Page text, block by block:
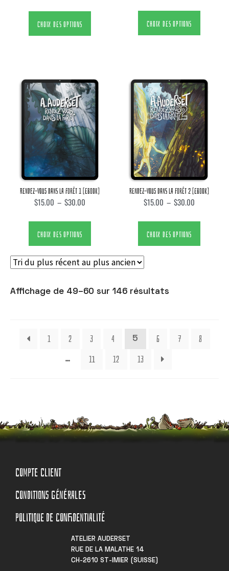
CHOIX DES OPTIONS CHOIX DES OPTIONS
RENDEZ-VOUS DANS LA FORÊT 1 [EBOOK]
$15.00 – $30.00
CHOIX DES OPTIONS
RENDEZ-VOUS DANS LA FORÊT 2 [EBOOK]
$15.00 – $30.00
CHOIX DES OPTIONS
Affichage de 49–60 sur 146 résultats
1 2 3 4 5 6 7 8
… 11 12 13
COMPTE CLIENT
CONDITIONS GÉNÉRALES
POLITIQUE DE CONFIDENTIALITÉ
ATELIER AUDERSET
RUE DE LA MALATHE 14
CH-2610 ST-IMIER (SUISSE)